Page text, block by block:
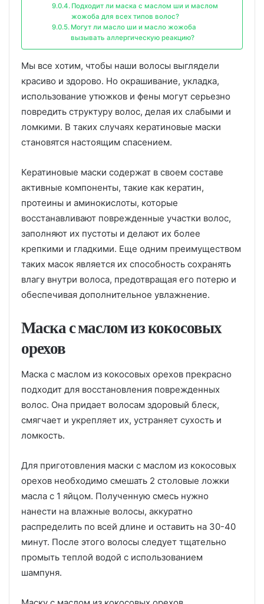
Подходит ли маска с маслом ши и маслом
жожоба для всех типов волос?
Могут ли масло ши и масло жожоба
вызывать аллергическую реакцию?
Мы все хотим, чтобы наши волосы выглядели
красиво и здорово. Но окрашивание, укладка,
использование утюжков и фены могут серьезно
повредить структуру волос, делая их слабыми и
ломкими. В таких случаях кератиновые маски
становятся настоящим спасением.
Кератиновые маски содержат в своем составе
активные компоненты, такие как кератин,
протеины и аминокислоты, которые
восстанавливают поврежденные участки волос,
заполняют их пустоты и делают их более
крепкими и гладкими. Еще одним преимуществом
таких масок является их способность сохранять
влагу внутри волоса, предотвращая его потерю и
обеспечивая дополнительное увлажнение.
Маска с маслом из кокосовых
орехов
Маска с маслом из кокосовых орехов прекрасно
подходит для восстановления поврежденных
волос. Она придает волосам здоровый блеск,
смягчает и укрепляет их, устраняет сухость и
ломкость.
Для приготовления маски с маслом из кокосовых
орехов необходимо смешать 2 столовые ложки
масла с 1 яйцом. Полученную смесь нужно
нанести на влажные волосы, аккуратно
распределить по всей длине и оставить на 30-40
минут. После этого волосы следует тщательно
промыть теплой водой с использованием
шампуня.